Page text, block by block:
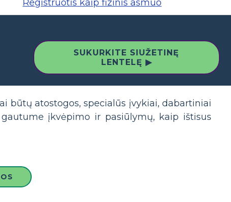
Registruotis kaip fizinis asmuo
SUKURKITE SIUŽETINĘ
LENTELĘ ▶
būtų atostogos, specialūs įvykiai, dabartiniai
įkvėpimo ir pasiūlymų, kaip ištisus